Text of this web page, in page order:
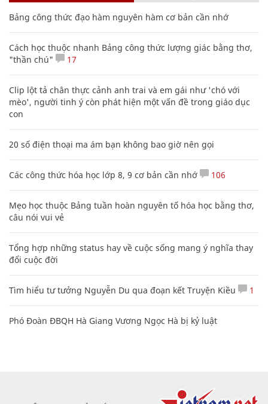
Bảng công thức đạo hàm nguyên hàm cơ bản cần nhớ
Cách học thuộc nhanh Bảng công thức lượng giác bằng thơ,
"thần chú"
17
Clip lột tả chân thực cảnh anh trai và em gái như 'chó với
mèo', người tinh ý còn phát hiện một vấn đề trong giáo dục
con
20 số điện thoại ma ám bạn không bao giờ nên gọi
Các công thức hóa học lớp 8, 9 cơ bản cần nhớ 106
Mẹo học thuộc Bảng tuần hoàn nguyên tố hóa học bằng thơ,
câu nói vui vẻ
Tổng hợp những status hay về cuộc sống mang ý nghĩa thay
đổi cuộc đời
Tìm hiểu tư tưởng Nguyễn Du qua đoạn kết Truyện Kiều 1
Phó Đoàn ĐBQH Hà Giang Vương Ngọc Hà bị kỷ luật